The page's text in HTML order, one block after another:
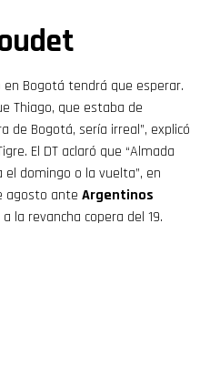
en Bogotá tendrá que esperar.
Thiago, que estaba de
de Bogotá, sería irreal”, explicó
El DT aclaró que “Almada
domingo o la vuelta”, en
agosto ante Argentinos
la revancha copera del 19.